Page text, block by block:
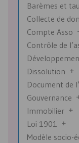
Barèmes et
Collecte de
Compte Asso
Contrôle de
Dissolution
Document de
Gouvernance
Immobilier
Loi 1901
Modèle socio-